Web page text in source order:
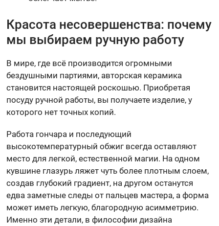
Красота несовершенства: почему
мы выбираем ручную работу
В мире, где всё производится огромными
бездушными партиями, авторская керамика
становится настоящей роскошью. Приобретая
посуду ручной работы, вы получаете изделие, у
которого нет точных копий.
Работа гончара и последующий
высокотемпературный обжиг всегда оставляют
место для легкой, естественной магии. На одном
кувшине глазурь ляжет чуть более плотным слоем,
создав глубокий градиент, на другом останутся
едва заметные следы от пальцев мастера, а форма
может иметь легкую, благородную асимметрию.
Именно эти детали, в философии дизайна